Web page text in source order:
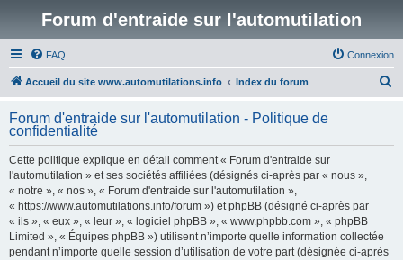
Forum d'entraide sur l'automutilation
FAQ Connexion
Accueil du site www.automutilations.info Index du forum
h
Forum d'entraide sur l'automutilation - Politique de
confidentialité
Cette politique explique en détail comment « Forum d'entraide sur
l'automutilation » et ses sociétés affiliées (désignés ci-après par « nous »,
« notre », « nos », « Forum d'entraide sur l'automutilation »,
« https://www.automutilations.info/forum ») et phpBB (désigné ci-après par
« ils », « eux », « leur », « logiciel phpBB », « www.phpbb.com », « phpBB
Limited », « Équipes phpBB ») utilisent n’importe quelle information collectée
pendant n’importe quelle session d’utilisation de votre part (désignée ci-après